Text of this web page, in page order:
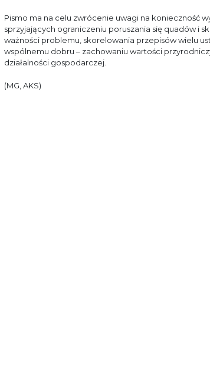
Pismo ma na celu zwrócenie uwagi na konieczność
sprzyjających ograniczeniu poruszania się quadów i
ważności problemu, skorelowania przepisów wielu
wspólnemu dobru – zachowaniu wartości
działalności gospodarczej.
(MG, AKS)